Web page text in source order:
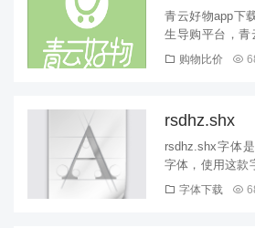
青云好物app下
生导购平台，青
康，娱乐等多方
购物比价
rsdhz.shx
rsdhz.shx字体
字体，使用这款
脑上查看当时
字体下载